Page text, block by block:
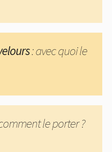
: avec quoi le
le porter ?